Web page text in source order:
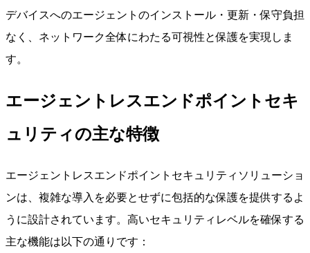
デバイスへのエージェントのインストール・更新・保守負担
なく、ネットワーク全体にわたる可視性と保護を実現しま
す。
エージェントレスエンドポイントセキ
ュリティの主な特徴
エージェントレスエンドポイントセキュリティソリューショ
ンは、複雑な導入を必要とせずに包括的な保護を提供するよ
うに設計されています。高いセキュリティレベルを確保する
主な機能は以下の通りです：